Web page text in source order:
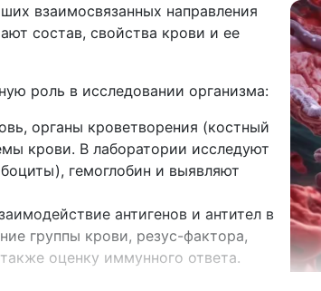
взаимосвязанных направления
состав, свойства крови и ее
роль в исследовании организма:
органы кроветворения (костный
крови. В лаборатории исследуют
гемоглобин и выявляют
антигенов и антител в
группы крови, резус-фактора,
оценку иммунного ответа.